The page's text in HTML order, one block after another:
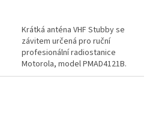
Krátká anténa VHF Stubby se
závitem určená pro ruční
profesionální radiostanice
Motorola, model PMAD4121B.
Kmitočtový rozsah VHF 160-